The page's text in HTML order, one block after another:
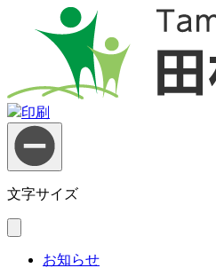
印刷
文字サイズ
お知らせ